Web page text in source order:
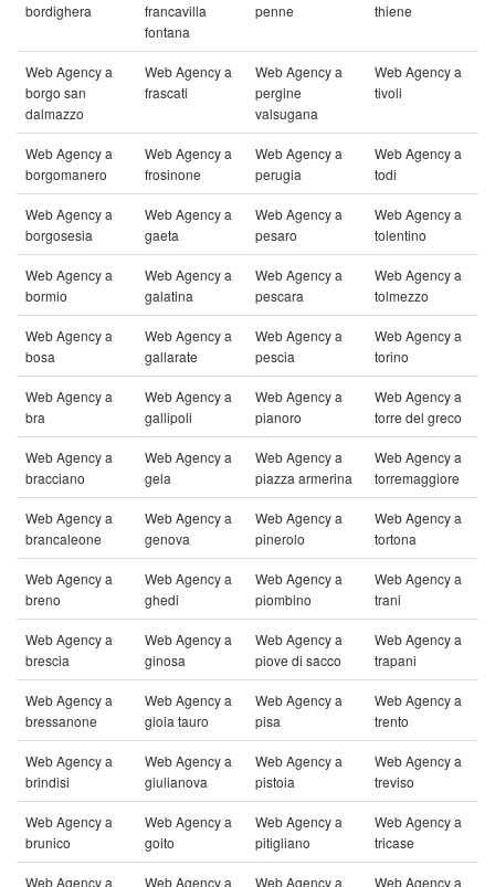
bordighera
francavilla
fontana
penne
thiene
Web Agency a
borgo san
dalmazzo
Web Agency a
frascati
Web Agency a
pergine
valsugana
Web Agency a
tivoli
Web Agency a
borgomanero
Web Agency a
frosinone
Web Agency a
perugia
Web Agency a
todi
Web Agency a
borgosesia
Web Agency a
gaeta
Web Agency a
pesaro
Web Agency a
tolentino
Web Agency a
bormio
Web Agency a
galatina
Web Agency a
pescara
Web Agency a
tolmezzo
Web Agency a
bosa
Web Agency a
gallarate
Web Agency a
pescia
Web Agency a
torino
Web Agency a
bra
Web Agency a
gallipoli
Web Agency a
pianoro
Web Agency a
torre del greco
Web Agency a
bracciano
Web Agency a
gela
Web Agency a
piazza armerina
Web Agency a
torremaggiore
Web Agency a
brancaleone
Web Agency a
genova
Web Agency a
pinerolo
Web Agency a
tortona
Web Agency a
breno
Web Agency a
ghedi
Web Agency a
piombino
Web Agency a
trani
Web Agency a
brescia
Web Agency a
ginosa
Web Agency a
piove di sacco
Web Agency a
trapani
Web Agency a
bressanone
Web Agency a
gioia tauro
Web Agency a
pisa
Web Agency a
trento
Web Agency a
brindisi
Web Agency a
giulianova
Web Agency a
pistoia
Web Agency a
treviso
Web Agency a
brunico
Web Agency a
goito
Web Agency a
pitigliano
Web Agency a
tricase
Web Agency a
Web Agency a
Web Agency a
Web Agency a